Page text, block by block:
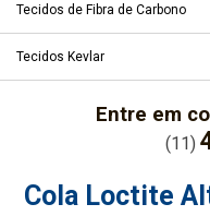
Tecidos de Fibra de Carbono
Tecidos Kevlar
Entre em
(11)
Cola Loctite